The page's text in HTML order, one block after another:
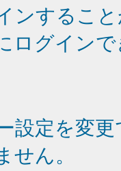
ンするこ
ログイン
設定を変
せん。